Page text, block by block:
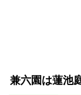
兼六園は蓮池